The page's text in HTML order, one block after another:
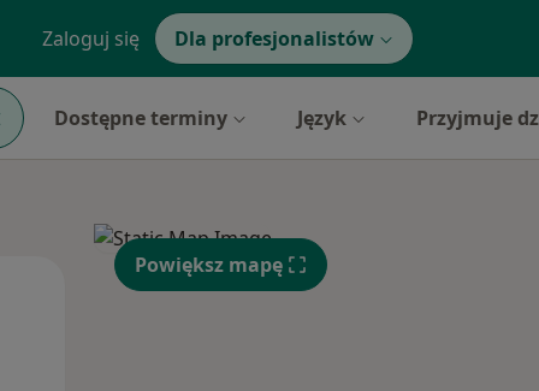
Zaloguj się Dla profesjonalistów
Dostępne terminy Język Przyjmuje
Śr, Czw,
Powiększ mapę